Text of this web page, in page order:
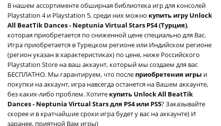
В нашем ассортименте обширная библиотека игр для консолей
Playstation 4 и Playstation 5, среди них можно купить игру Unlock
All BeatTik Dances - Neptunia Virtual Stars PS4 (Турция),
которая приобретается по сниженной цене специально для Вас.
Игра приобретается в Турецком регионе или Индийском регионе
(регион указан в характеристиках) по цене, ниже Российского
Playstation Store на ваш аккаунт, который мы создаем для вас
БЕСПЛАТНО. Мы гарантируем, что после приобретения игры и
покупки на аккаунт, игра навсегда останется на Вашем аккаунте,
без каких-либо проблем. Хотите купить Unlock All BeatTik
Dances - Neptunia Virtual Stars для PS4 или PS5? Заказывайте
скорее и в кратчайшие сроки игра будет у вас на аккаунте) И
заранее, приятной Вам игры)